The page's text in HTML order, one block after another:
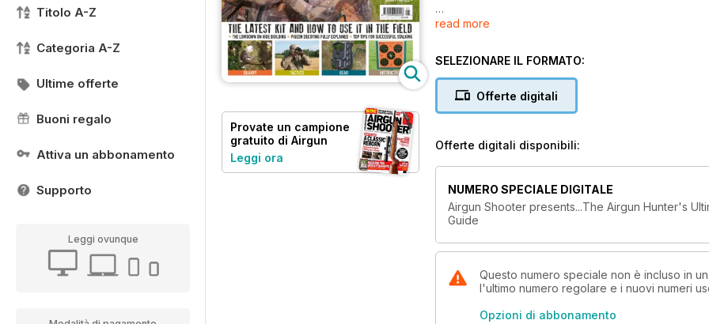
Titolo A-Z
Categoria A-Z
Ultime offerte
Buoni regalo
Attiva un abbonamento
Supporto
Leggi ovunque
Provate un campione
gratuito di Airgun
Shooter
Leggi ora
All articles are colour-coded for easy reference:
night shooting so you can achieve better results
behaviour in the quarry pages, and reviews
In a nutshell, this is the airgun hunting guide you
read more
SELEZIONARE IL FORMATO:
Offerte digitali
Offerte digitali disponibili:
NUMERO SPECIALE DIGITALE
Airgun Shooter presents...The Airgun Hunter's
Guide
Questo numero speciale non è incluso in
l'ultimo numero regolare e i nuovi numeri
Opzioni di abbonamento